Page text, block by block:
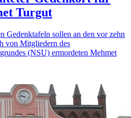
Turgut
Gedenktafeln sollen an den vor zehn
von Mitgliedern des
(NSU) ermordeten Mehmet